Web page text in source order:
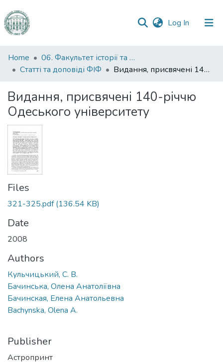
Log In (current)
Communities
&
All of DSpace
Statistics
Home
06. Факультет історії та філософії
Статті та доповіді ФІФ
Видання, присвячені 140-річчю Одеського університету
Видання, присвячені 140-річчю
Одеського університету
Files
321-325.pdf(136.54 KB)
Date
2008
Authors
Кульчицький, С. В.
Бачинська, Олена Анатоліївна
Бачинская, Елена Анатольевна
Bachynska, Olena A.
Publisher
Астропринт